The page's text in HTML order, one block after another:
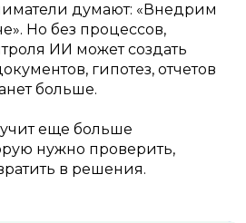
думают: «Внедрим
Но без процессов,
ИИ может создать
гипотез, отчетов
больше.
еще больше
нужно проверить,
в решения.